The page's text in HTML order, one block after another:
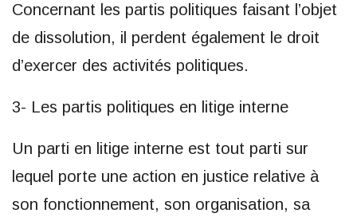
Concernant les partis politiques faisant l’objet
de dissolution, il perdent également le droit
d’exercer des activités politiques.
3- Les partis politiques en litige interne
Un parti en litige interne est tout parti sur
lequel porte une action en justice relative à
son fonctionnement, son organisation, sa